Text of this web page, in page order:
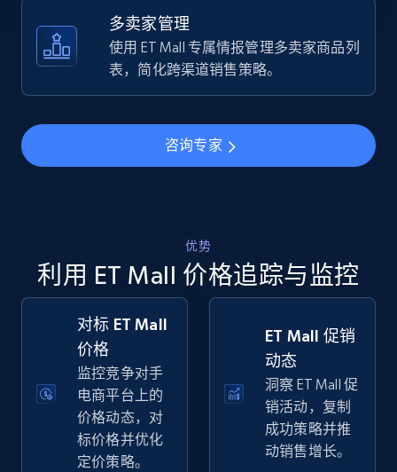
Walmart - products - Find new products by
using specific category URL
URL, Final price, Sku, Currency, Gtin,
Specifications, Image urls, Top reviews, and
5.6K+ 876+ 立即开始
Walmart - products - Collects products by
specific keywords
URL, Final price, Sku, Currency, Gtin,
Specifications, Image urls, Top reviews, and
more.
5.6K+ 876+ 立即开始
多卖家管理
使用 ET Mall 专属情报管理多卖家商品列
表，简化跨渠道销售策略。
咨询专家
优势
利用 ET Mall 价格追踪与监控
对标 ET Mall
价格
监控竞争对手
电商平台上的
价格动态，对
标价格并优化
定价策略。
ET Mall 促销
动态
洞察 ET Mall 促
销活动，复制
成功策略并推
动销售增长。